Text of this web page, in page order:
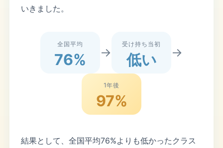
いきました。
全国平均
76% →
受け持ち当初
低い →
1年後
97%
結果として、全国平均76%よりも低かったクラス